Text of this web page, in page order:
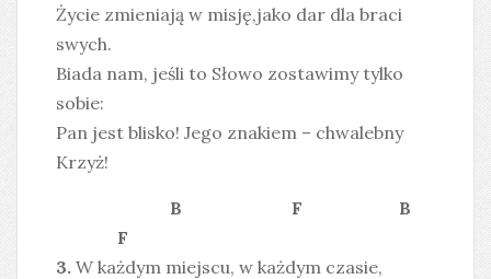
Życie zmieniają w misję,jako dar dla braci
swych.
Biada nam, jeśli to Słowo zostawimy tylko
sobie:
Pan jest blisko! Jego znakiem – chwalebny
Krzyż!
B F B
F
3. W każdym miejscu, w każdym czasie,